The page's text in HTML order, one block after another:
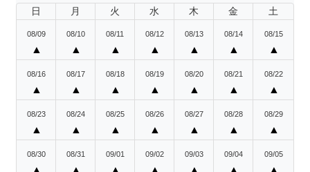
日 月 火 水 木 金 土
08/09
▲
08/10
▲
08/11
▲
08/12
▲
08/13
▲
08/14
▲
08/15
▲
08/16
▲
08/17
▲
08/18
▲
08/19
▲
08/20
▲
08/21
▲
08/22
▲
08/23
▲
08/24
▲
08/25
▲
08/26
▲
08/27
▲
08/28
▲
08/29
▲
08/30 08/31 09/01 09/02 09/03 09/04 09/05